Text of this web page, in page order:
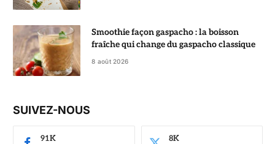
Smoothie façon gaspacho : la boisson
fraîche qui change du gaspacho classique
8 août 2026
SUIVEZ-NOUS
91K 8K